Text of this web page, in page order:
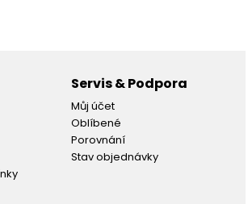
Servis & Podpora
Můj účet
Oblíbené
Porovnání
Stav objednávky